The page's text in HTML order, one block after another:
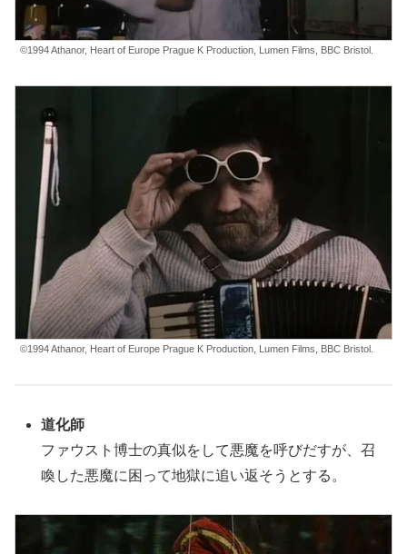
©1994 Athanor, Heart of Europe Prague K Production, Lumen Films, BBC Bristol.
©1994 Athanor, Heart of Europe Prague K Production, Lumen Films, BBC Bristol.
道化師
ファウスト博士の真似をして悪魔を呼びだすが、召
喚した悪魔に困って地獄に追い返そうとする。